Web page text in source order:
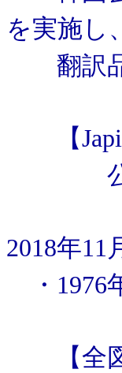
を実施し、
翻訳品
【Japio
公報発
2018年11
・1976
【全図